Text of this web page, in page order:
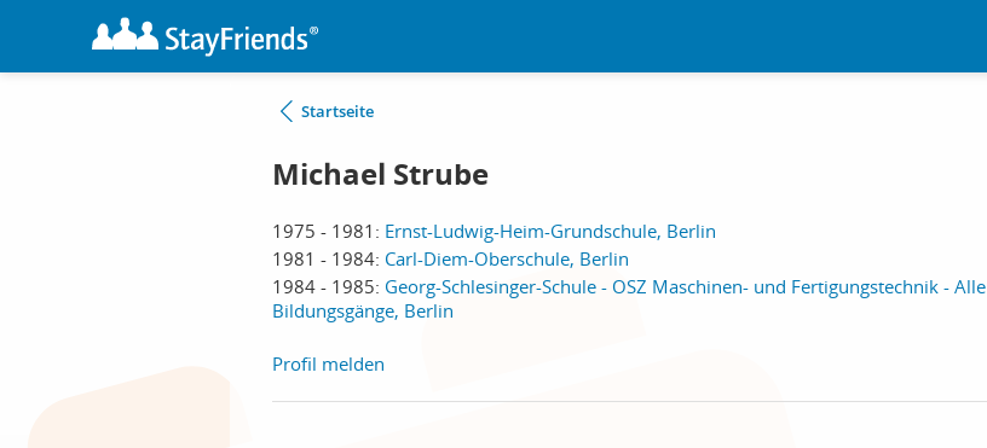
Startseite
Michael Strube
1975 - 1981: Ernst-Ludwig-Heim-Grundschule, Berlin
1981 - 1984: Carl-Diem-Oberschule, Berlin
1984 - 1985: Georg-Schlesinger-Schule - OSZ Maschinen- und Fertigungstechnik - Alle
Bildungsgänge, Berlin
Profil melden